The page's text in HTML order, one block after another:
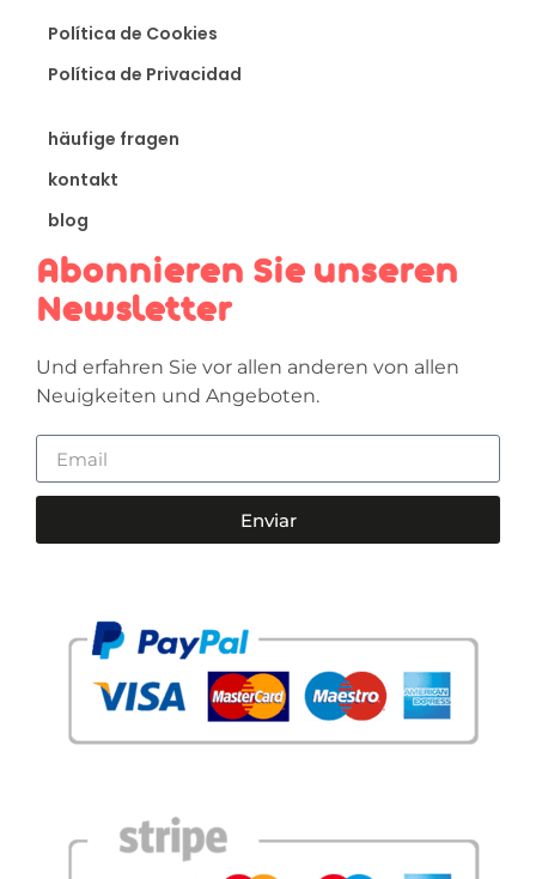
Política de Cookies
Política de Privacidad
häufige fragen
kontakt
blog
Abonnieren Sie unseren
Newsletter
Und erfahren Sie vor allen anderen von allen
Neuigkeiten und Angeboten.
Enviar